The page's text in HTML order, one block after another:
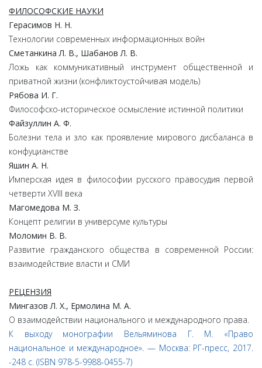
ФИЛОСОФСКИЕ НАУКИ
Герасимов Н. Н.
Технологии современных информационных войн
Сметанкина Л. В., Шабанов Л. В.
Ложь как коммуникативный инструмент общественной и
приватной жизни (конфликтоустойчивая модель)
Рябова И. Г.
Философско-историческое осмысление истинной политики
Файзуллин А. Ф.
Болезни тела и зло как проявление мирового дисбаланса в
конфуцианстве
Яшин А. Н.
Имперская идея в философии русского правосудия первой
четверти XVIII века
Магомедова М. З.
Концепт религии в универсуме культуры
Моломин В. В.
Развитие гражданского общества в современной России:
взаимодействие власти и СМИ
РЕЦЕНЗИЯ
Мингазов Л. Х., Ермолина М. А.
О взаимодействии национального и международного права.
К выходу монографии Вельяминова Г. М. «Право
национальное и международное». — Москва: РГ-пресс, 2017.
-248 с. (ISBN 978-5-9988-0455-7)